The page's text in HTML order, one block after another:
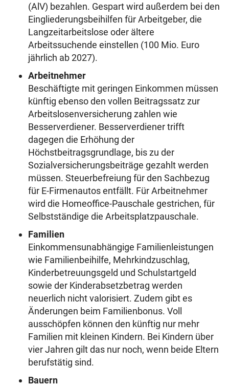
(AlV) bezahlen. Gespart wird außerdem bei den
Eingliederungsbeihilfen für Arbeitgeber, die
Langzeitarbeitslose oder ältere
Arbeitssuchende einstellen (100 Mio. Euro
jährlich ab 2027).
Arbeitnehmer
Beschäftigte mit geringen Einkommen müssen
künftig ebenso den vollen Beitragssatz zur
Arbeitslosenversicherung zahlen wie
Besserverdiener. Besserverdiener trifft
dagegen die Erhöhung der
Höchstbeitragsgrundlage, bis zu der
Sozialversicherungsbeiträge gezahlt werden
müssen. Steuerbefreiung für den Sachbezug
für E-Firmenautos entfällt. Für Arbeitnehmer
wird die Homeoffice-Pauschale gestrichen, für
Selbstständige die Arbeitsplatzpauschale.
Familien
Einkommensunabhängige Familienleistungen
wie Familienbeihilfe, Mehrkindzuschlag,
Kinderbetreuungsgeld und Schulstartgeld
sowie der Kinderabsetzbetrag werden
neuerlich nicht valorisiert. Zudem gibt es
Änderungen beim Familienbonus. Voll
ausschöpfen können den künftig nur mehr
Familien mit kleinen Kindern. Bei Kindern über
vier Jahren gilt das nur noch, wenn beide Eltern
berufstätig sind.
Bauern